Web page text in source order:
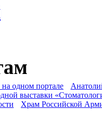
одном портале
выставки
Храм Российской